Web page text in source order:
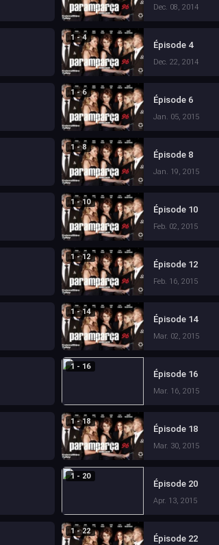
Dec. 08, 2014
1 - 4
Épisode 4
Dec. 22, 2014
1 - 6
Épisode 6
Jan. 05, 2015
1 - 8
Épisode 8
Jan. 19, 2015
1 - 10
Épisode 10
Feb. 02, 2015
1 - 12
Épisode 12
Feb. 16, 2015
1 - 14
Épisode 14
Mar. 02, 2015
1 - 16
Épisode 16
Mar. 16, 2015
1 - 18
Épisode 18
Mar. 30, 2015
1 - 20
Épisode 20
Apr. 13, 2015
1 - 22
Épisode 22